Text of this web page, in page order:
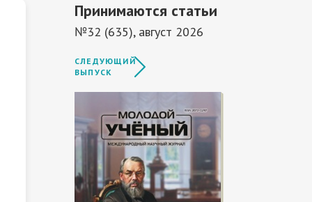
Принимаются статьи
№32 (635), август 2026
СЛЕДУЮЩИЙ
ВЫПУСК